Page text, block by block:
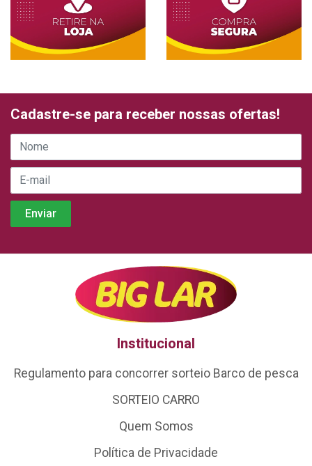
Cadastre-se para receber nossas ofertas!
Institucional
Regulamento para concorrer sorteio Barco de pesca
SORTEIO CARRO
Quem Somos
Política de Privacidade